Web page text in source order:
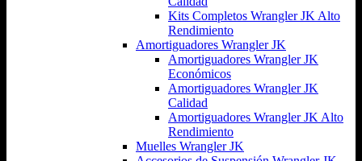
Kits Completos Wrangler JK Alto
Rendimiento
Amortiguadores Wrangler JK
Amortiguadores Wrangler JK
Económicos
Amortiguadores Wrangler JK
Calidad
Amortiguadores Wrangler JK Alto
Rendimiento
Muelles Wrangler JK